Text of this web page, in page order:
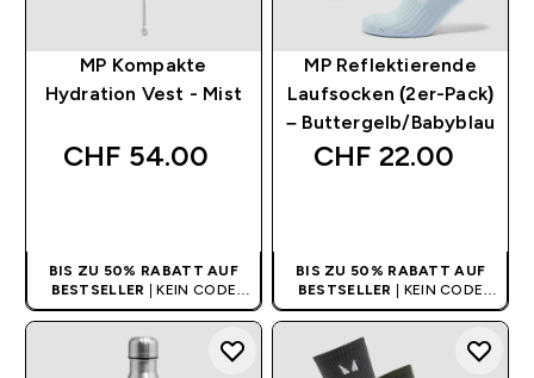
MP Kompakte
Hydration Vest - Mist
CHF 54.00‎
BIS ZU 50% RABATT AUF
BESTSELLER
| KEIN CODE
BENÖTIGT
MP Reflektierende
Laufsocken (2er-Pack)
– Buttergelb/Babyblau
CHF 22.00‎
BIS ZU 50% RABATT AUF
BESTSELLER
| KEIN CODE
BENÖTIGT